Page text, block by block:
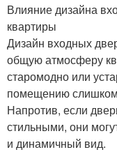
Влияние дизайна
квартиры
Дизайн входных
общую атмосферу
старомодно или
помещению слишком
Напротив, если
стильными, они
и динамичный вид.